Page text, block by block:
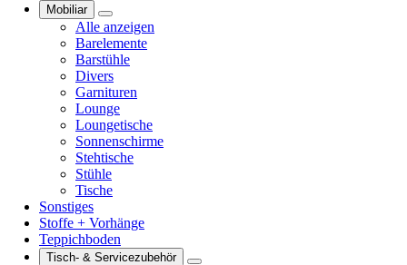
Mobiliar
Alle anzeigen
Barelemente
Barstühle
Divers
Garnituren
Lounge
Loungetische
Sonnenschirme
Stehtische
Stühle
Tische
Sonstiges
Stoffe + Vorhänge
Teppichboden
Tisch- & Servicezubehör